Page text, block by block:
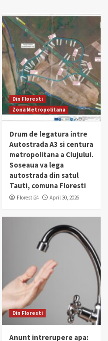
Din Floresti
Zona Metropolitana
Drum de legatura intre
Autostrada A3 si centura
metropolitana a Clujului.
Soseaua va lega
autostrada din satul
Tauti, comuna Floresti
Floresti24 April 30, 2026
Din Floresti
Anunt intrerupere apa: